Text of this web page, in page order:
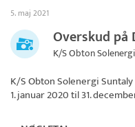
5. maj 2021
Overskud på
K/S Obton
K/S Obton Solenergi Suntaly
1. januar 2020 til 31.